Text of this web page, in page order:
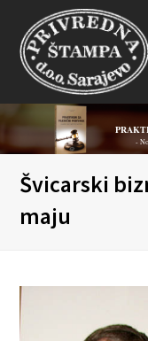
-
Švicarski
maju